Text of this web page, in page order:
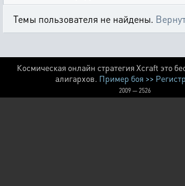
Темы пользователя не найдены.
Космическая онлайн стратегия Xcraft это
алигархов. Пример боя >>
2009 — 2526